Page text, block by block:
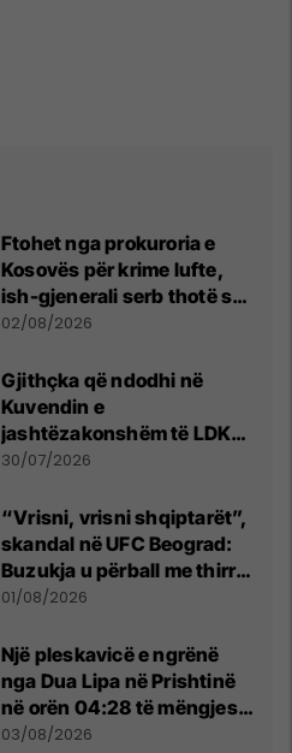
Ftohet nga prokuroria e
Kosovës për krime lufte,
ish-gjenerali serb thotë se
dikush e tradhtoi në
02/08/2026
Gjithçka që ndodhi në
Kuvendin e
jashtëzakonshëm të LDK-
së
30/07/2026
“Vrisni, vrisni shqiptarët”,
skandal në UFC Beograd:
Buzukja u përball me thirrje
anti-shqiptare nga
01/08/2026
Një pleskavicë e ngrënë
nga Dua Lipa në Prishtinë
në orën 04:28 të mëngjesit
- dhe bota digjitale serbe
03/08/2026